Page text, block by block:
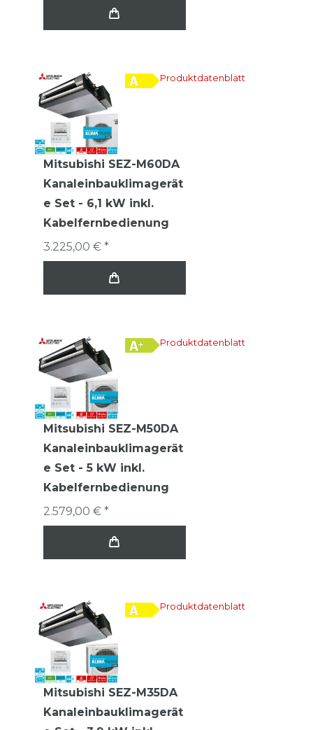
Produktdatenblatt
Mitsubishi SEZ-M60DA
Kanaleinbauklimagerät
e Set - 6,1 kW inkl.
Kabelfernbedienung
3.225,00 € *
Produktdatenblatt
Mitsubishi SEZ-M50DA
Kanaleinbauklimagerät
e Set - 5 kW inkl.
Kabelfernbedienung
2.579,00 € *
Produktdatenblatt
Mitsubishi SEZ-M35DA
Kanaleinbauklimagerät